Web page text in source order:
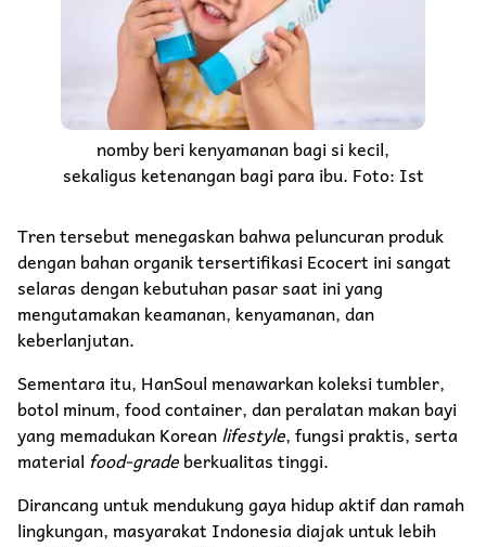
nomby beri kenyamanan bagi si kecil,
sekaligus ketenangan bagi para ibu. Foto: Ist
Tren tersebut menegaskan bahwa peluncuran produk
dengan bahan organik tersertifikasi Ecocert ini sangat
selaras dengan kebutuhan pasar saat ini yang
mengutamakan keamanan, kenyamanan, dan
keberlanjutan.
Sementara itu, HanSoul menawarkan koleksi tumbler,
botol minum, food container, dan peralatan makan bayi
yang memadukan Koreanlifestyle, fungsi praktis, serta
material food-gradeberkualitas tinggi.
Dirancang untuk mendukung gaya hidup aktif dan ramah
lingkungan, masyarakat Indonesia diajak untuk lebih